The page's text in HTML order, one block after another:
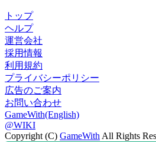
トップ
ヘルプ
運営会社
採用情報
利用規約
プライバシーポリシー
広告のご案内
お問い合わせ
GameWith(English)
@WIKI
Copyright (C) GameWith All Rights